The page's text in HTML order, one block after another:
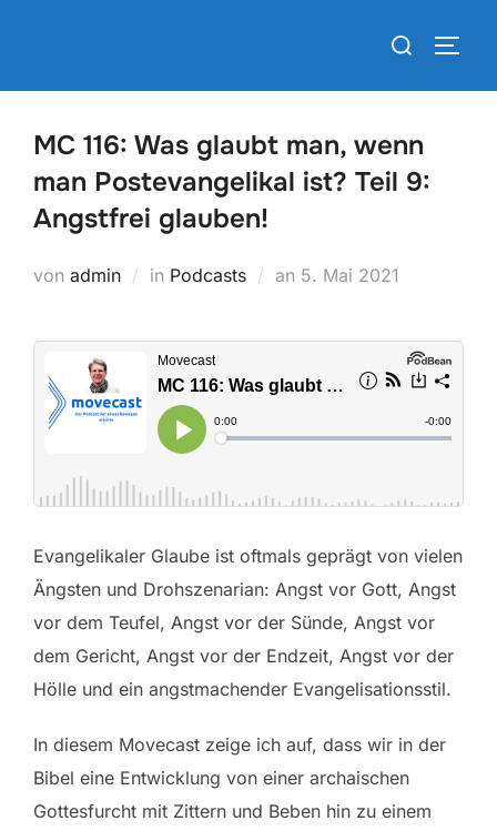
Suchen
MC 116: Was glaubt man, wenn
man Postevangelikal ist? Teil 9:
Angstfrei glauben!
von admin in Podcasts an Veröffentlicht
5. Mai 2021
Evangelikaler Glaube ist oftmals geprägt von vielen
Ängsten und Drohszenarian: Angst vor Gott, Angst
vor dem Teufel, Angst vor der Sünde, Angst vor
dem Gericht, Angst vor der Endzeit, Angst vor der
Hölle und ein angstmachender Evangelisationsstil.
In diesem Movecast zeige ich auf, dass wir in der
Bibel eine Entwicklung von einer archaischen
Gottesfurcht mit Zittern und Beben hin zu einem